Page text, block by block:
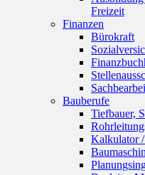
Freizeit
Finanzen
Bürokraft
Bauberufe
Tiefbauer,
Kalkulator